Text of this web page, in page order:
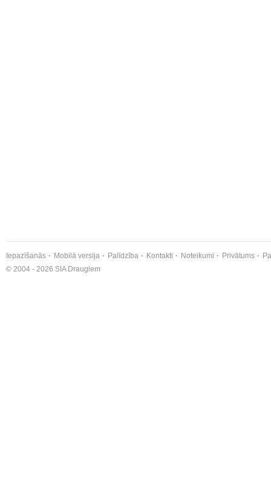
Iepazīšanās Mobilā versija Palīdzība Kontakti Noteikumi Privātums
© 2004 - 2026 SIA Draugiem